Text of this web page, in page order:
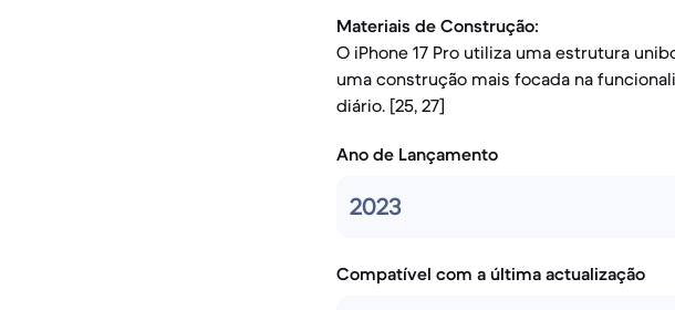
Materiais de Construção:
O iPhone 17 Pro utiliza uma estrutura
uma construção mais focada na
diário. [25, 27]
Ano de Lançamento
2023
Compatível com a última actualização